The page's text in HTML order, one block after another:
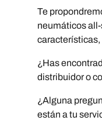
Te
neumáticos
¿Has
distribuidor o
¿Alguna
están a tu